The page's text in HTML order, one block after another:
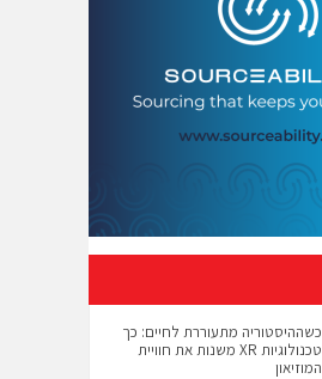
כשההיסטוריה מתעוררת לחיים: כך
טכנולוגיות XR משנות את חוויית
המוזיאון